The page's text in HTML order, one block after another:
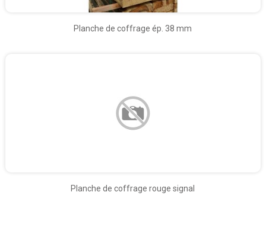
Planche de coffrage ép. 38 mm
Planche de coffrage rouge signal